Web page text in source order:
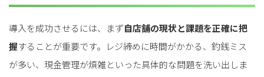
導入を成功させるには、まず自店舗の現状と課題を正確に把
握することが重要です。レジ締めに時間がかかる、釣銭ミス
が多い、現金管理が煩雑といった具体的な問題を洗い出しま